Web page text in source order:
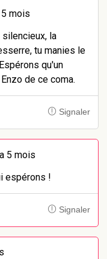
mois
silencieux, la
tu manies le
qu'un
de ce coma.
Signaler
5 mois
espérons !
Signaler